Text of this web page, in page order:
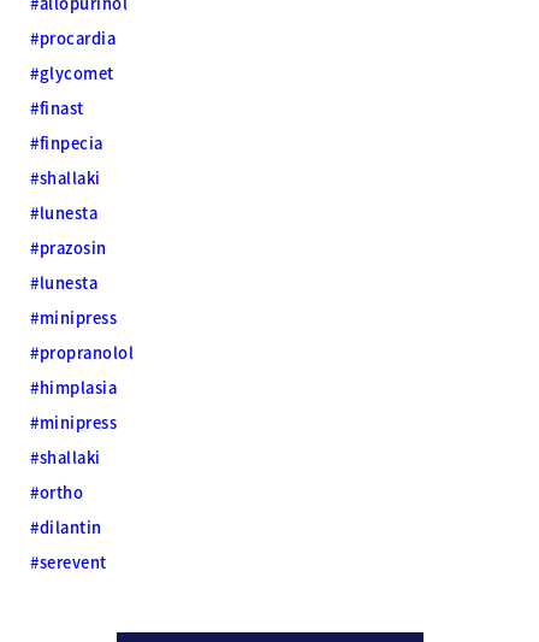
#procardia
#glycomet
#finast
#finpecia
#shallaki
#lunesta
#prazosin
#lunesta
#minipress
#propranolol
#himplasia
#minipress
#shallaki
#ortho
#dilantin
#serevent